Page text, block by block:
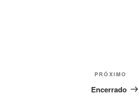
post
PRÓXIMO
Encerrado